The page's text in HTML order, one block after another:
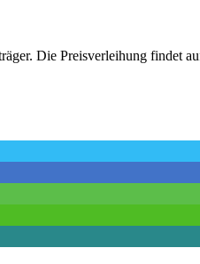
Die Preisverleihung findet